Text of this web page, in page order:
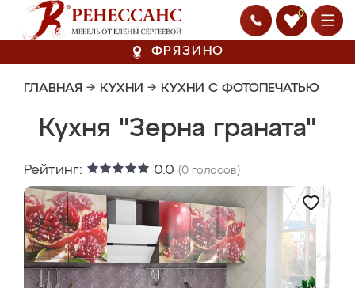
0
ФРЯЗИНО
ГЛАВНАЯ → КУХНИ → КУХНИ С ФОТОПЕЧАТЬЮ
Кухня "Зерна граната"
Рейтинг: 0.0 (0 голосов)